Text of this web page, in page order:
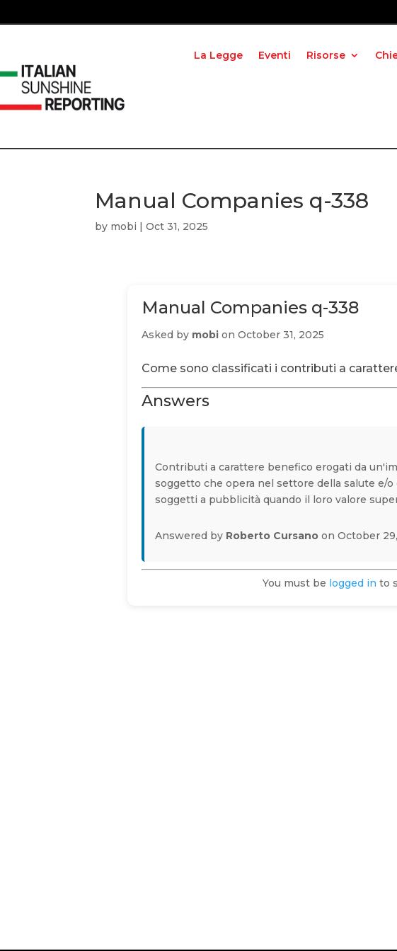
La Legge Eventi Risorse
Manual Companies q-338
by mobi |Oct 31, 2025
Manual Companies q-338
Asked by mobi on October 31, 2025
Come sono classificati i contributi a
Answers
Contributi a carattere benefico erogati da
soggetto che opera nel settore della salute e/
soggetti a pubblicità quando il loro valore
Answered by Roberto Cursano on October
You must be logged in to